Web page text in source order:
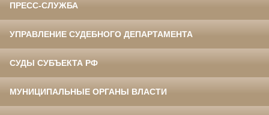
ПРЕСС-СЛУЖБА
УПРАВЛЕНИЕ СУДЕБНОГО ДЕПАРТАМЕНТА
СУДЫ СУБЪЕКТА РФ
МУНИЦИПАЛЬНЫЕ ОРГАНЫ ВЛАСТИ